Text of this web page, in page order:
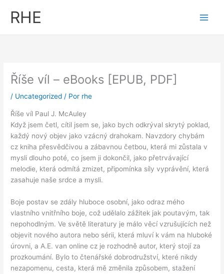
RHE
Říše víl – eBooks [EPUB, PDF]
/ Uncategorized / Por rhe
Říše víl Paul J. McAuley
Když jsem četl, cítil jsem se, jako bych odkrýval skrytý poklad,
každý nový objev jako vzácný drahokam. Navzdory chybám
cz kniha přesvědčivou a zábavnou četbou, která mi zůstala v
mysli dlouho poté, co jsem ji dokončil, jako přetrvávající
melodie, která odmítá zmizet, připomínka síly vyprávění, která
zasahuje naše srdce a mysli.
Boje postav se zdály hluboce osobní, jako odraz mého
vlastního vnitřního boje, což udělalo zážitek jak poutavým, tak
nepohodlným. Ve světě literatury je málo věcí vzrušujících než
objevit nového autora nebo sérii, která mluví k vám na hluboké
úrovni, a A.E. van online cz je rozhodně autor, který stojí za
prozkoumání. Bylo to čtenářské dobrodružství, které nikdy
nezapomenu, cesta, která mě změnila způsobem, stažení